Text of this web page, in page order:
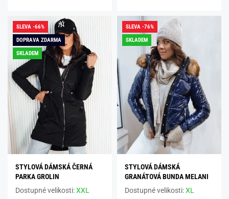
SLEVA -66%
DOPRAVA ZDARMA
SKLADEM
STYLOVÁ DÁMSKÁ ČERNÁ
PARKA GROLIN
Dostupné velikosti:XXL
SLEVA -76%
SKLADEM
STYLOVÁ DÁMSKÁ
GRANÁTOVÁ BUNDA MELANI
Dostupné velikosti:XL